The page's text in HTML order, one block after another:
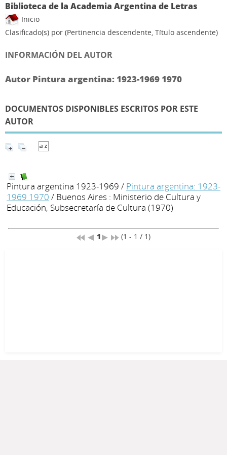
Biblioteca de la Academia Argentina de Letras
Inicio
Clasificado(s) por (Pertinencia descendente, Título ascendente)
INFORMACIÓN DEL AUTOR
Autor Pintura argentina: 1923-1969 1970
DOCUMENTOS DISPONIBLES ESCRITOS POR ESTE
AUTOR
Pintura argentina 1923-1969 / Pintura argentina: 1923-
1969 1970 / Buenos Aires : Ministerio de Cultura y
Educación, Subsecretaría de Cultura (1970)
1 (1 - 1 / 1)